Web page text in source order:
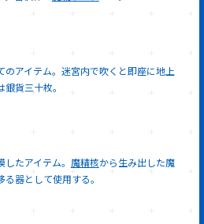
のアイテム。迷宮内で吹くと即座に地上
貨三十枚。
たアイテム。 魔精核から生み出した魔
器として使用する。